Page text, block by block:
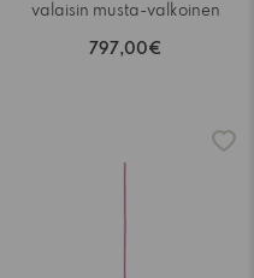
valaisin musta-valkoinen
797,00€